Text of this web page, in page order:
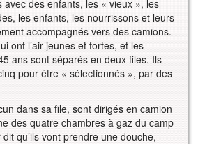
avec des enfants, les « vieux », les
les enfants, les nourrissons et leurs
accompagnés vers des camions.
ont l’air jeunes et fortes, et les
ans sont séparés en deux files. Ils
pour être « sélectionnés », par des
dans sa file, sont dirigés en camion
des quatre chambres à gaz du camp
dit qu’ils vont prendre une douche,